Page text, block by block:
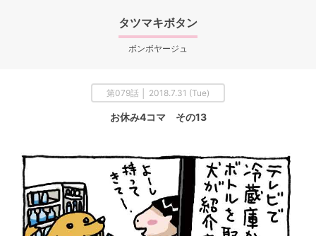
タツマキボタン
ボンボヤージュ
第079話 │ 2018.7.31 (Tue)
お休み4コマ その13